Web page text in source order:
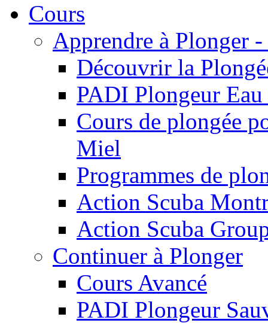
Cours
Apprendre à Plonger
Découvrir la
PADI Plongeur
Cours de plongée
Miel
Programmes de
Action Scuba
Action Scuba
Continuer à Plonger
Cours Avancé
PADI Plongeur